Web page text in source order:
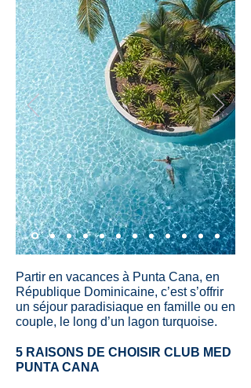
Partir en vacances à Punta Cana, en
République Dominicaine, c’est s’offrir
un séjour paradisiaque en famille ou en
couple, le long d’un lagon turquoise.
5 RAISONS DE CHOISIR CLUB MED
PUNTA CANA